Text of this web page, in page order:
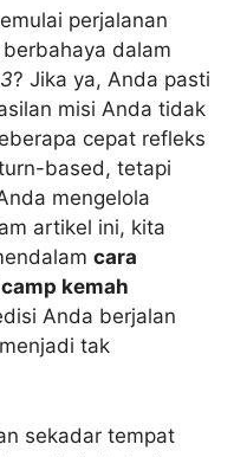
perjalanan
dalam
? Jika ya, Anda pasti
misi Anda tidak
cepat refleks
based, tetapi
mengelola
artikel ini, kita
cara
kemah
Anda berjalan
tak
sekadar tempat